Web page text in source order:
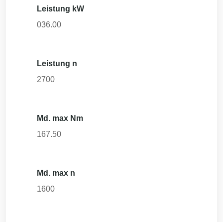
Leistung kW
036.00
Leistung n
2700
Md. max Nm
167.50
Md. max n
1600